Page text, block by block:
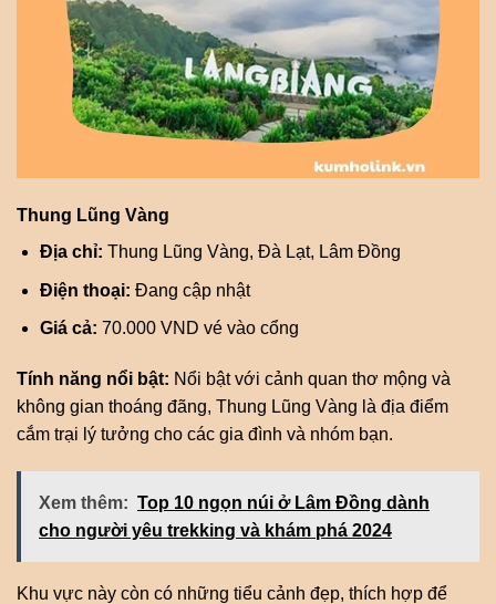
Thung Lũng Vàng
Địa chỉ: Thung Lũng Vàng, Đà Lạt, Lâm Đồng
Điện thoại: Đang cập nhật
Giá cả: 70.000 VND vé vào cổng
Tính năng nổi bật: Nổi bật với cảnh quan thơ mộng và
không gian thoáng đãng, Thung Lũng Vàng là địa điểm
cắm trại lý tưởng cho các gia đình và nhóm bạn.
Xem thêm: Top 10 ngọn núi ở Lâm Đồng dành
cho người yêu trekking và khám phá 2024
Khu vực này còn có những tiểu cảnh đẹp, thích hợp để